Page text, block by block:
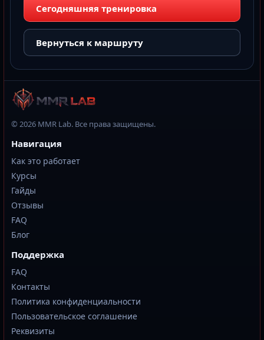
Сегодняшняя тренировка
Вернуться к маршруту
© 2026 MMR Lab. Все права защищены.
Навигация
Как это работает
Курсы
Гайды
Отзывы
FAQ
Блог
Поддержка
FAQ
Контакты
Политика конфиденциальности
Пользовательское соглашение
Реквизиты